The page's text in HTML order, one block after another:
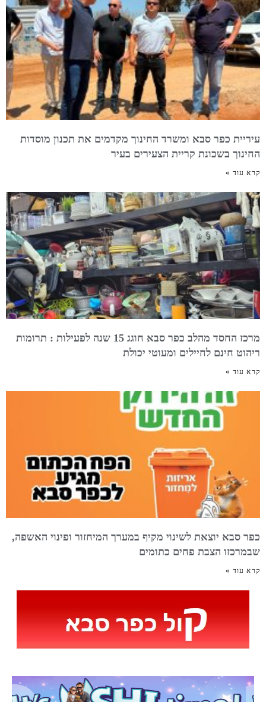
עיריית כפר סבא ומשרד החינוך מקדמים את תכנון מוסדות
החינוך בשכונת קריית הצעירים בעיר
קרא עוד »
מרכז החסד מהלב כפר סבא חוגג 15 שנה לפעילות : תרומות
ריהוט חינם לחיילים ומעוטי יכולת
קרא עוד »
כפר סבא יוצאת לשינוי מקיף במערך המיחזור ופינוי האשפה,
שבמרכזו הצבת פחים כתומים
קרא עוד »